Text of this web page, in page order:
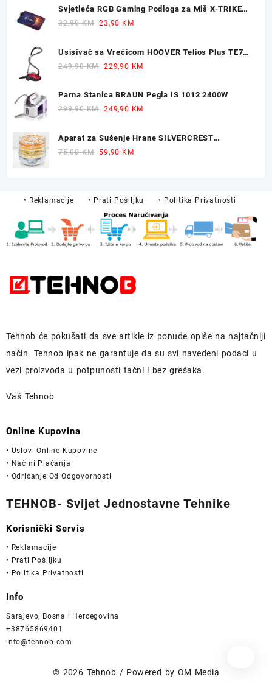
was:
159,90 KM.
is:
Svjetleća RGB Gaming Podloga za Miš X-TRIKE
77x30cm
32,90KM Original
was:
23,90 KMCurrent
Usisivač sa Vrećicom HOOVER Telios Plus TE70
700W
249,90KM Original
was:
249,90 KM.
229,90 KM
is:
Parna Stanica BRAUN Pegla IS 1012 2400W
299,90KM Original
was:
249,90 KM
Aparat za Sušenje Hrane SILVERCREST
Dehidrator 350W
75,00KM
Original
59,90 KMCurrent
• Reklamacije
• Prati Pošiljku • Politika Privatnosti
Tehnob će pokušati da sve artikle iz ponude opiše na najtačniji
način. Tehnob ipak ne garantuje da su svi navedeni podaci u
vezi proizvoda u potpunosti tačni i bez grešaka.
Vaš Tehnob
Online Kupovina
• Uslovi Online Kupovine
• Načini Plaćanja
• Odricanje Od Odgovornosti
TEHNOB- Svijet Jednostavne Tehnike
Korisnički Servis
• Reklamacije
• Prati Pošiljku
• Politika Privatnosti
Info
Sarajevo, Bosna i Hercegovina
+38765869401
info@tehnob.com
© 2026 Tehnob / Powered by OM Media